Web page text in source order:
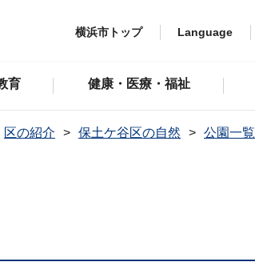
横浜市トップ Language
育 健康・医療・福祉
区の紹介 保土ケ谷区の自然 公園一覧